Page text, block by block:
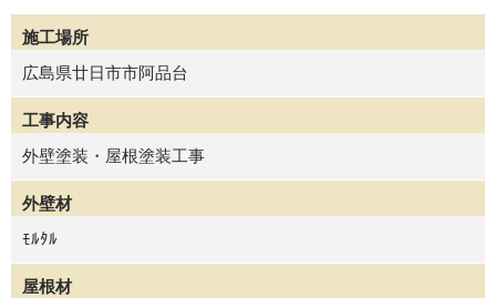
施工場所
広島県廿日市市阿品台
工事内容
外壁塗装・屋根塗装工事
外壁材
ﾓﾙﾀﾙ
屋根材